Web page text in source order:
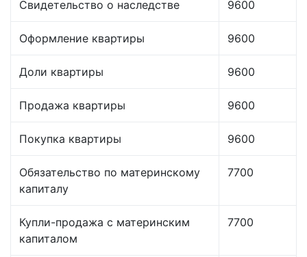
Свидетельство о наследстве 9600
Оформление квартиры 9600
Доли квартиры 9600
Продажа квартиры 9600
Покупка квартиры 9600
Обязательство по материнскому
капиталу
7700
Купли-продажа с материнским
капиталом
7700